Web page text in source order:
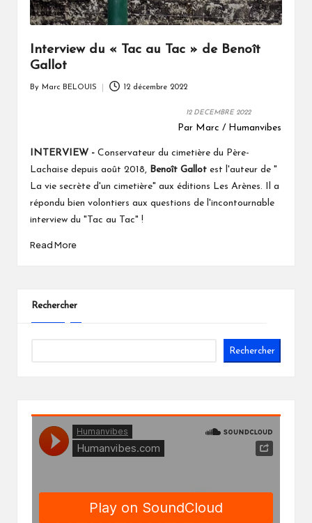
Interview du « Tac au Tac » de Benoît
Gallot
By Marc BELOUIS 12 décembre 2022
12 DECEMBRE 2022
Par Marc / Humanvibes
INTERVIEW - Conservateur du cimetière du Père-
Lachaise depuis août 2018, Benoît Gallot est l'auteur de "
La vie secrète d'un cimetière" aux éditions Les Arènes.
a
répondu bien volontiers aux questions de l'incontournable
interview du "Tac au Tac" !
Read More
Rechercher
Rechercher